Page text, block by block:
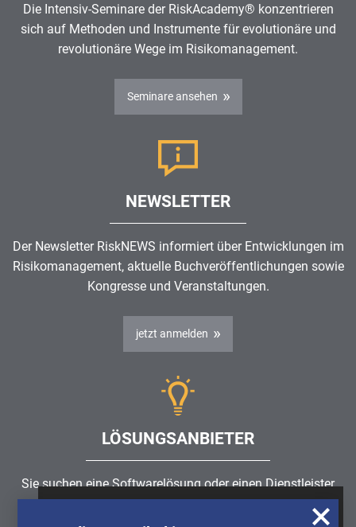
Die Intensiv-Seminare der RiskAcademy® konzentrieren
sich auf Methoden und Instrumente für evolutionäre und
revolutionäre Wege im Risikomanagement.
Seminare ansehen
NEWSLETTER
Der Newsletter RiskNEWS informiert über Entwicklungen im
Risikomanagement, aktuelle Buchveröffentlichungen sowie
Kongresse und Veranstaltungen.
jetzt anmelden
LÖSUNGSANBIETER
Sie suchen eine Softwarelösung oder einen Dienstleister
rund um die ThemenRisikomanagement,GRC, IKS oder
ISMS?